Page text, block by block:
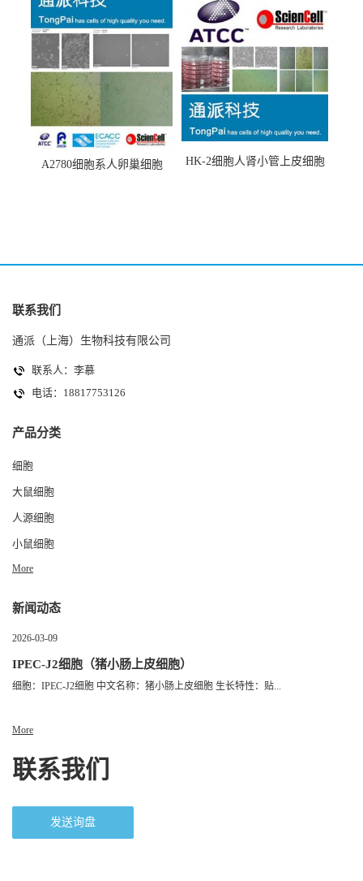
A2780细胞系人卵巢细胞
HK-2细胞人肾小管上皮细胞
联系我们
通派（上海）生物科技有限公司
联系人：李慕
电话：18817753126
产品分类
细胞
大鼠细胞
人源细胞
小鼠细胞
More
新闻动态
2026-03-09
IPEC-J2细胞（猪小肠上皮细胞）
细胞：IPEC-J2细胞 中文名称：猪小肠上皮细胞 生长特性：贴...
More
联系我们
发送询盘